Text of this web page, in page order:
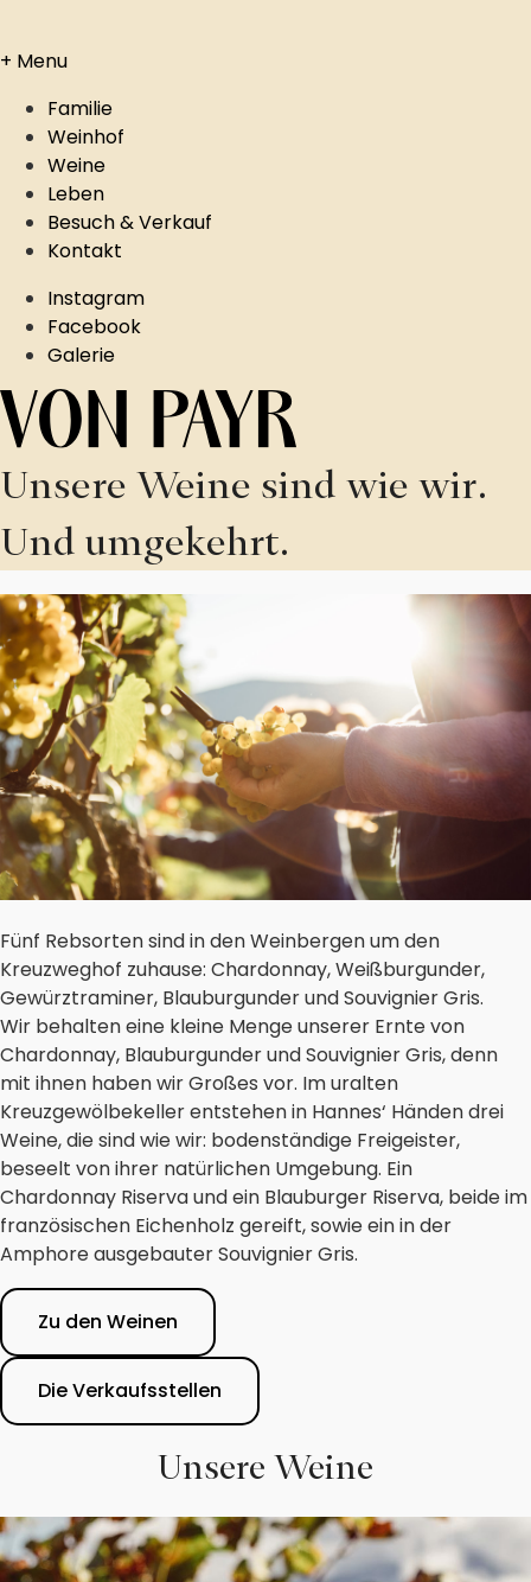
+ Menu
Familie
Weinhof
Weine
Leben
Besuch & Verkauf
Kontakt
Instagram
Facebook
Galerie
Unsere Weine sind wie wir.
Und umgekehrt.
Fünf Rebsorten sind in den Weinbergen um den
Kreuzweghof zuhause: Chardonnay, Weißburgunder,
Gewürztraminer, Blauburgunder und Souvignier Gris.
Wir behalten eine kleine Menge unserer Ernte von
Chardonnay, Blauburgunder und Souvignier Gris, denn
mit ihnen haben wir Großes vor. Im uralten
Kreuzgewölbekeller entstehen in Hannes‘ Händen drei
Weine, die sind wie wir: bodenständige Freigeister,
beseelt von ihrer natürlichen Umgebung. Ein
Chardonnay Riserva und ein Blauburger Riserva, beide im
französischen Eichenholz gereift, sowie ein in der
Amphore ausgebauter Souvignier Gris.
Zu den Weinen
Die Verkaufsstellen
Unsere Weine